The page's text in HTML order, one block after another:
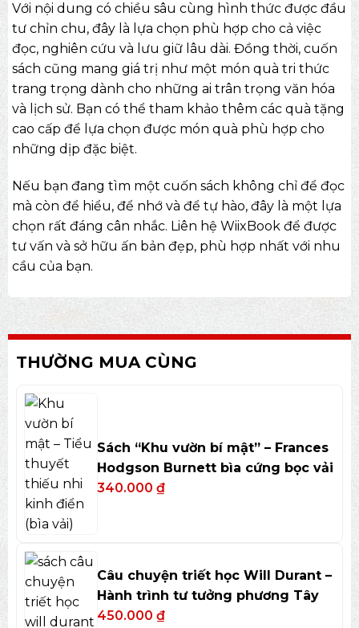
Với nội dung có chiều sâu cùng hình thức được đầu
tư chỉn chu, đây là lựa chọn phù hợp cho cả việc
đọc, nghiên cứu và lưu giữ lâu dài. Đồng thời, cuốn
sách cũng mang giá trị như một món quà tri thức
trang trọng dành cho những ai trân trọng văn hóa
và lịch sử. Bạn có thể tham khảo thêm các quà tặng
cao cấp để lựa chọn được món quà phù hợp cho
những dịp đặc biệt.
Nếu bạn đang tìm một cuốn sách không chỉ để đọc
mà còn để hiểu, để nhớ và để tự hào, đây là một lựa
chọn rất đáng cân nhắc. Liên hệ WiixBook để được
tư vấn và sở hữu ấn bản đẹp, phù hợp nhất với nhu
cầu của bạn.
THƯỜNG MUA CÙNG
Sách “Khu vườn bí mật” – Frances
Hodgson Burnett bìa cứng bọc vải
340.000 ₫
Câu chuyện triết học Will Durant –
Hành trình tư tưởng phương Tây
450.000 ₫